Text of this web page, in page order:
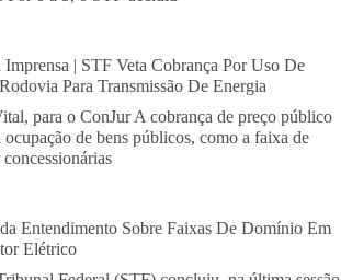
Imprensa | STF Veta Cobrança Por Uso De
Para Transmissão De Energia
para o ConJur A cobrança de preço público
de bens públicos, como a faixa de
Entendimento Sobre Faixas De Domínio Em
Elétrico